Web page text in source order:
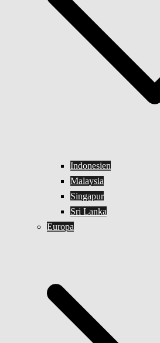
Indonesien
Malaysia
Singapur
Sri Lanka
Europa